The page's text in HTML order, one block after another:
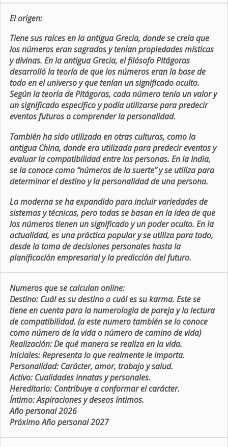
El origen:
Tiene sus raíces en la antigua Grecia, donde se creía que
los números eran sagrados y tenían propiedades místicas
y divinas. En la antigua Grecia, el filósofo Pitágoras
desarrolló la teoría de que los números eran la base de
todo en el universo y que tenían un significado oculto.
Según la teoría de Pitágoras, cada número tenía un valor y
un significado específico y podía utilizarse para predecir
eventos futuros o comprender la personalidad.
También ha sido utilizada en otras culturas, como la
antigua China, donde era utilizada para predecir eventos y
evaluar la compatibilidad entre las personas. En la India,
se la conoce como “números de la suerte” y se utiliza para
determinar el destino y la personalidad de una persona.
La moderna se ha expandido para incluir variedades de
sistemas y técnicas, pero todas se basan en la idea de que
los números tienen un significado y un poder oculto. En la
actualidad, es una práctica popular y se utiliza para todo,
desde la toma de decisiones personales hasta la
planificación empresarial y la predicción del futuro.
Numeros que se calculan online:
Destino: Cuál es su destino o cuál es su karma. Este se
tiene en cuenta para la numerologia de pareja y la lectura
de compatibilidad. (a este numero también se lo conoce
como número de la vida o número de camino de vida)
Realización:De qué manera se realiza en la vida.
Iniciales:Representa lo que realmente le importa.
Personalidad:Carácter, amor, trabajo y salud.
Activo:Cualidades innatas y personales.
Hereditario:Contribuye a conformar el carácter.
Íntimo:Aspiraciones y deseos íntimos.
Año personal 2026
Próximo Año personal 2027